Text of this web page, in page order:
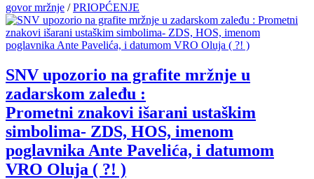
govor mržnje /PRIOPĆENJE
SNV upozorio na grafite mržnje u
zadarskom zaleđu :
Prometni znakovi išarani ustaškim
simbolima- ZDS, HOS, imenom
poglavnika Ante Pavelića, i datumom
VRO Oluja ( ?! )